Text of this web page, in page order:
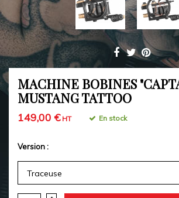
MACHINE BOBINES
MUSTANG TATTOO
149,00 €HT En stock
Version :
Traceuse